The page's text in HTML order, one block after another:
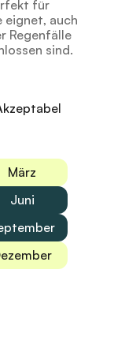
für
auch
Regenfälle
sind.
März
Juni